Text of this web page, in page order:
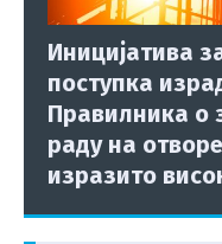
Иницијатива
поступка
Правилника о
раду на
изразито